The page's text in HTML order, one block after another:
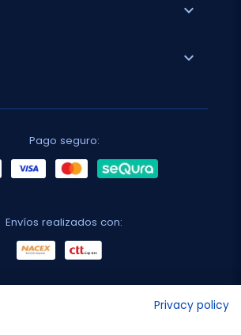
expand_more
expand_more
Pago seguro:
Envíos realizados con:
Privacy policy